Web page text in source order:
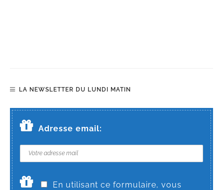
LA NEWSLETTER DU LUNDI MATIN
Adresse email:
En utilisant ce formulaire, vous